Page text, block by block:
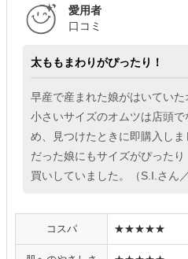
愛用者
口コミ
太ももまわりがぴったり！
早産で産まれた娘がはいてい
小さいサイズのオムツは店頭
め、見つけたときに即購入し
だった娘にもサイズがぴった
買いしていました。（S.I.さん
コスパ ★★★★★